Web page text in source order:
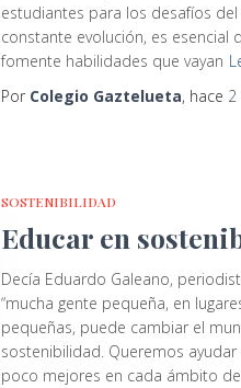
estudiantes para los desafíos del
constante evolución, es esencial
fomente habilidades que vayan
Por Colegio Gaztelueta, hace 2
SOSTENIBILIDAD
Educar en
Decía Eduardo Galeano,
“mucha gente pequeña, en
pequeñas, puede cambiar el
sostenibilidad. Queremos
poco mejores en cada ámbito